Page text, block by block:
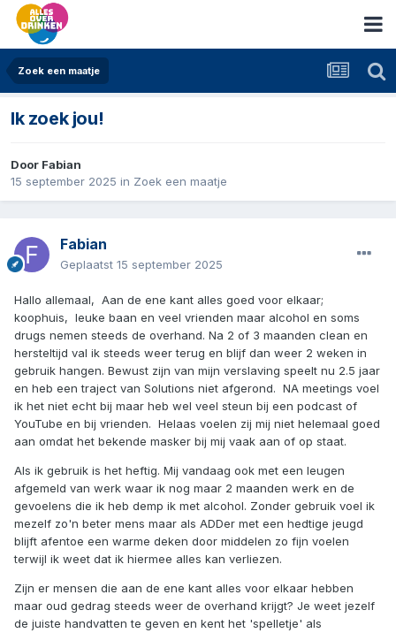
Zoek een maatje
Ik zoek jou!
Door Fabian
15 september 2025 in Zoek een maatje
Fabian
Geplaatst 15 september 2025
Hallo allemaal, Aan de ene kant alles goed voor elkaar;
koophuis, leuke baan en veel vrienden maar alcohol en soms
drugs nemen steeds de overhand. Na 2 of 3 maanden clean en
hersteltijd val ik steeds weer terug en blijf dan weer 2 weken in
gebruik hangen. Bewust zijn van mijn verslaving speelt nu 2.5 jaar
en heb een traject van Solutions niet afgerond. NA meetings voel
ik het niet echt bij maar heb wel veel steun bij een podcast of
YouTube en bij vrienden. Helaas voelen zij mij niet helemaal goed
aan omdat het bekende masker bij mij vaak aan of op staat.
Als ik gebruik is het heftig. Mij vandaag ook met een leugen
afgemeld van werk waar ik nog maar 2 maanden werk en de
gevoelens die ik heb demp ik met alcohol. Zonder gebruik voel ik
mezelf zo'n beter mens maar als ADDer met een hedtige jeugd
blijft afentoe een warme deken door middelen zo fijn voelen
terwijl ik weet dat ik hiermee alles kan verliezen.
Zijn er mensen die aan de ene kant alles voor elkaar hebben
maar oud gedrag steeds weer de overhand krijgt? Je weet jezelf
de juiste handvatten te geven en kent het 'spelletje' als